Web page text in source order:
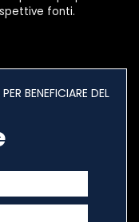
fonti.
BENEFICIARE DEL